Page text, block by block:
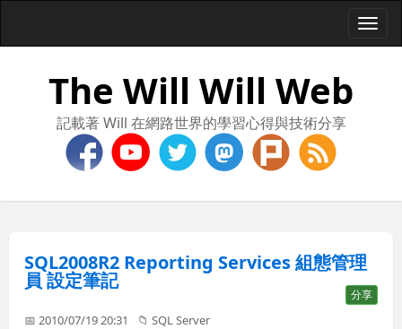
The Will Will Web
記載著 Will 在網路世界的學習心得與技術分享
SQL2008R2 Reporting Services 組態管理
員 設定筆記
分享
📅 2010/07/19 20:31 📁SQL Server